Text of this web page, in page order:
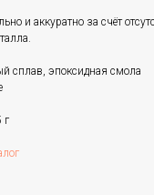
и аккуратно за счёт
сплав, эпоксидная смола
г